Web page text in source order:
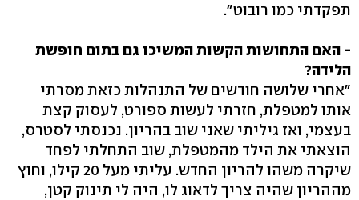
תפקדתי כמו רובוט".
- האם התחושות הקשות המשיכו גם בתום חופשת
הלידה?
"אחרי שלושה חודשים של התנהלות כזאת מסרתי
אותו למטפלת, חזרתי לעשות ספורט, לעסוק קצת
בעצמי, ואז גיליתי שאני שוב בהריון. נכנסתי לסטרס,
הוצאתי את הילד מהמטפלת, שוב התחלתי לפחד
שיקרה משהו להריון החדש. עליתי מעל 20 קילו, וחוץ
מההריון שהיה צריך לדאוג לו, היה לי תינוק קטן,